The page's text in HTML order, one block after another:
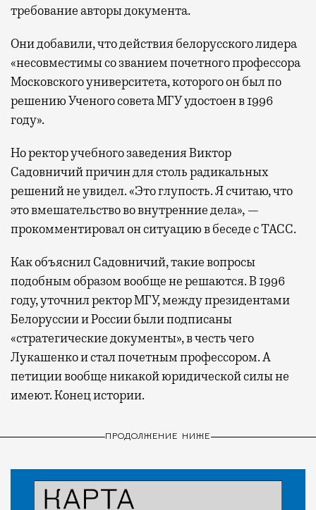
требование авторы документа.
Они добавили, что действия белорусского лидера
«несовместимы со званием почетного профессора
Московского университета, которого он был по
решению Ученого совета МГУ удостоен в 1996
году».
Но ректор учебного заведения Виктор
Садовничий причин для столь радикальных
решений не увидел. «Это глупость. Я считаю, что
это вмешательство во внутренние дела», —
прокомментировал он ситуацию в беседе с ТАСС.
Как объяснил Садовничий, такие вопросы
подобным образом вообще не решаются. В 1996
году, уточнил ректор МГУ, между президентами
Белоруссии и России были подписаны
«стратегические документы», в честь чего
Лукашенко и стал почетным профессором. А
петиции вообще никакой юридической силы не
имеют. Конец истории.
ПРОДОЛЖЕНИЕ НИЖЕ